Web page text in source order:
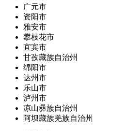
广元市
资阳市
雅安市
攀枝花市
宜宾市
甘孜藏族自治州
绵阳市
达州市
乐山市
泸州市
凉山彝族自治州
阿坝藏族羌族自治州